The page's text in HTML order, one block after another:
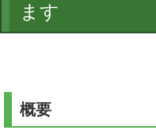
ます
概要